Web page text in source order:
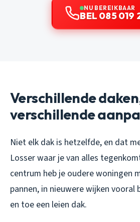
NU BEREIKBAAR
BEL 085 019
Verschillende
verschillende
Niet elk dak is hetzelfde, en dat
Losser waar je van alles
centrum heb je oudere woningen
pannen, in nieuwere wijken vooral
en toe een leien dak.